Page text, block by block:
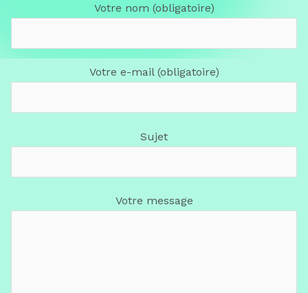
Votre nom (obligatoire)
Votre e-mail (obligatoire)
Sujet
Votre message